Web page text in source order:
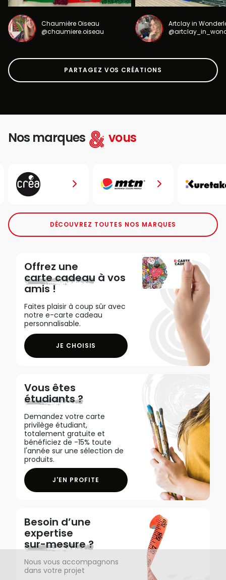
Chaumière Oiseau
@chaumiere.oiseau
Artclay in
PARTAGEZ VOS CRÉATIONS
Nos marques vous
DÉCOUVREZ TOUTES NOS MARQUES
Offrez une
carte cadeau à vos
amis !
Faites plaisir à coup sûr avec
notre e-carte cadeau
personnalisable.
JE CHOISIS
Vous êtes
étudiants ?
Demandez votre carte
privilège étudiant,
totalement gratuite et
bénéficiez de -15% toute
l'année sur une sélection de
produits.
J'EN PROFITE
Besoin d’une
expertise
sur-mesure ?
Nous vous accompagnons
dans votre projet